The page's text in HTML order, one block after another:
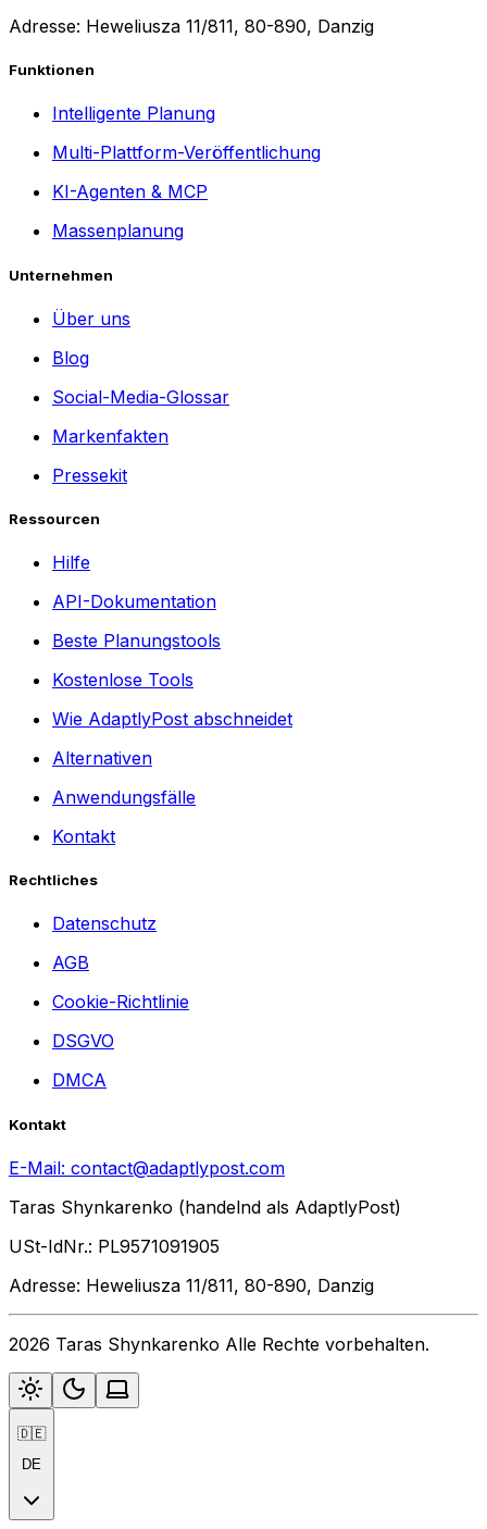
Adresse: Heweliusza 11/811, 80-890, Danzig
Funktionen
Intelligente Planung
Multi-Plattform-Veröffentlichung
KI-Agenten & MCP
Massenplanung
Unternehmen
Über uns
Blog
Social-Media-Glossar
Markenfakten
Pressekit
Ressourcen
Hilfe
API-Dokumentation
Beste Planungstools
Kostenlose Tools
Wie AdaptlyPost abschneidet
Alternativen
Anwendungsfälle
Kontakt
Rechtliches
Datenschutz
AGB
Cookie-Richtlinie
DSGVO
DMCA
Kontakt
E-Mail: contact@adaptlypost.com
Taras Shynkarenko (handelnd als AdaptlyPost)
USt-IdNr.: PL9571091905
Adresse: Heweliusza 11/811, 80-890, Danzig
2026 Taras Shynkarenko Alle Rechte vorbehalten.
🇩🇪
DE